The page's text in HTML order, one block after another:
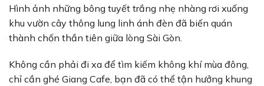
Hình ảnh những bông tuyết trắng nhẹ nhàng rơi xuống
khu vườn cây thông lung linh ánh đèn đã biến quán
thành chốn thần tiên giữa lòng Sài Gòn.
Không cần phải đi xa để tìm kiếm không khí mùa đông,
chỉ cần ghé Giang Cafe, bạn đã có thể tận hưởng khung